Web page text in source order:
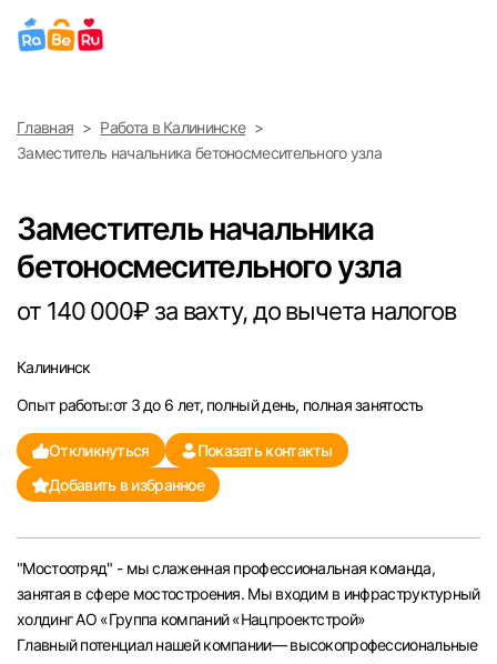
Найти работу Найти сотрудника
Выберите город
Санкт-Петербург
Саратов
Казань
Пермь
Самара
Главная
Работа в Калининске
Заместитель начальника бетоносмесительного узла
Заместитель начальника
бетоносмесительного узла
от 140 000₽ за вахту, до вычета налогов
Калининск
Опыт работы:от 3 до 6 лет, полный день, полная занятость
Откликнуться
Показать контакты
Добавить в избранное
"Мостоотряд" - мы слаженная профессиональная команда,
занятая в сфере мостостроения. Мы входим в инфраструктурный
холдинг АО «Группа компаний «Нацпроектстрой»
Главный потенциал нашей компании— высокопрофессиональные